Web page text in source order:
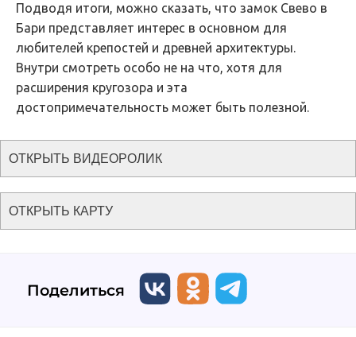
Подводя итоги, можно сказать, что замок Свево в
Бари представляет интерес в основном для
любителей крепостей и древней архитектуры.
Внутри смотреть особо не на что, хотя для
расширения кругозора и эта
достопримечательность может быть полезной.
ОТКРЫТЬ ВИДЕОРОЛИК
ОТКРЫТЬ КАРТУ
Поделиться